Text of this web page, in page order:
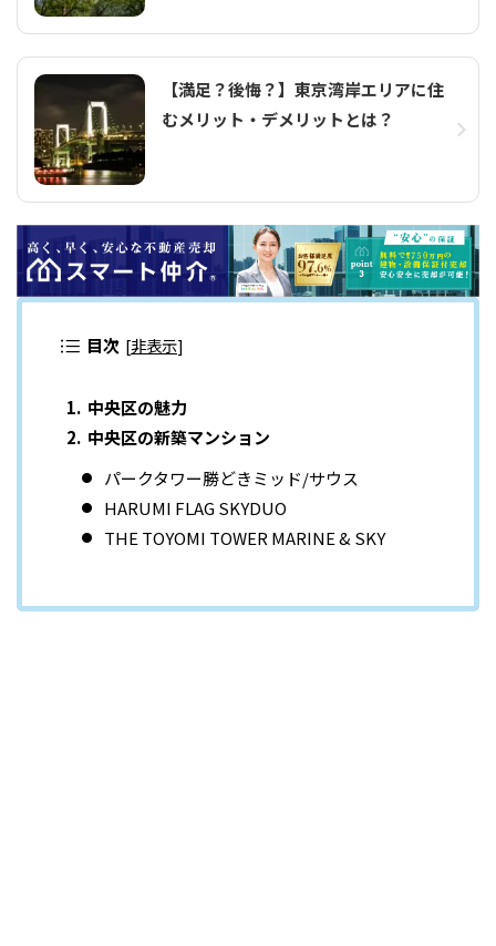
【満足？後悔？】東京湾岸エリアに住
むメリット・デメリットとは？
目次 [非表示]
中央区の魅力
中央区の新築マンション
パークタワー勝どきミッド/サウス
HARUMI FLAG SKYDUO
THE TOYOMI TOWER MARINE & SKY